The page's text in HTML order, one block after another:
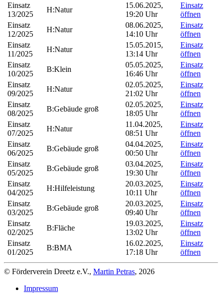
Einsatz
13/2025
H:Natur
15.06.2025,
19:20 Uhr
Einsatz
öffnen
Einsatz
12/2025
H:Natur
08.06.2025,
14:10 Uhr
Einsatz
öffnen
Einsatz
11/2025
H:Natur
15.05.2015,
13:14 Uhr
Einsatz
öffnen
Einsatz
10/2025
B:Klein
05.05.2025,
16:46 Uhr
Einsatz
öffnen
Einsatz
09/2025
H:Natur
02.05.2025,
21:02 Uhr
Einsatz
öffnen
Einsatz
08/2025
B:Gebäude groß
02.05.2025,
18:05 Uhr
Einsatz
öffnen
Einsatz
07/2025
H:Natur
11.04.2025,
08:51 Uhr
Einsatz
öffnen
Einsatz
06/2025
B:Gebäude groß
04.04.2025,
00:50 Uhr
Einsatz
öffnen
Einsatz
05/2025
B:Gebäude groß
03.04.2025,
19:30 Uhr
Einsatz
öffnen
Einsatz
04/2025
H:Hilfeleistung
20.03.2025,
10:11 Uhr
Einsatz
öffnen
Einsatz
03/2025
B:Gebäude groß
20.03.2025,
09:40 Uhr
Einsatz
öffnen
Einsatz
02/2025
B:Fläche
19.03.2025,
13:02 Uhr
Einsatz
öffnen
Einsatz
01/2025
B:BMA
16.02.2025,
17:18 Uhr
Einsatz
öffnen
© Förderverein Dreetz e.V., Martin Petras, 2026
Impressum